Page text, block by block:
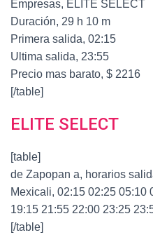
Empresas, ELITE SELECT
Duración, 29 h 10 m
Primera salida, 02:15
Ultima salida, 23:55
Precio mas barato, $ 2216
[/table]
ELITE SELECT
[table]
de Zapopan a, horarios
Mexicali, 02:15 02:25 05:10
19:15 21:55 22:00 23:25
[/table]